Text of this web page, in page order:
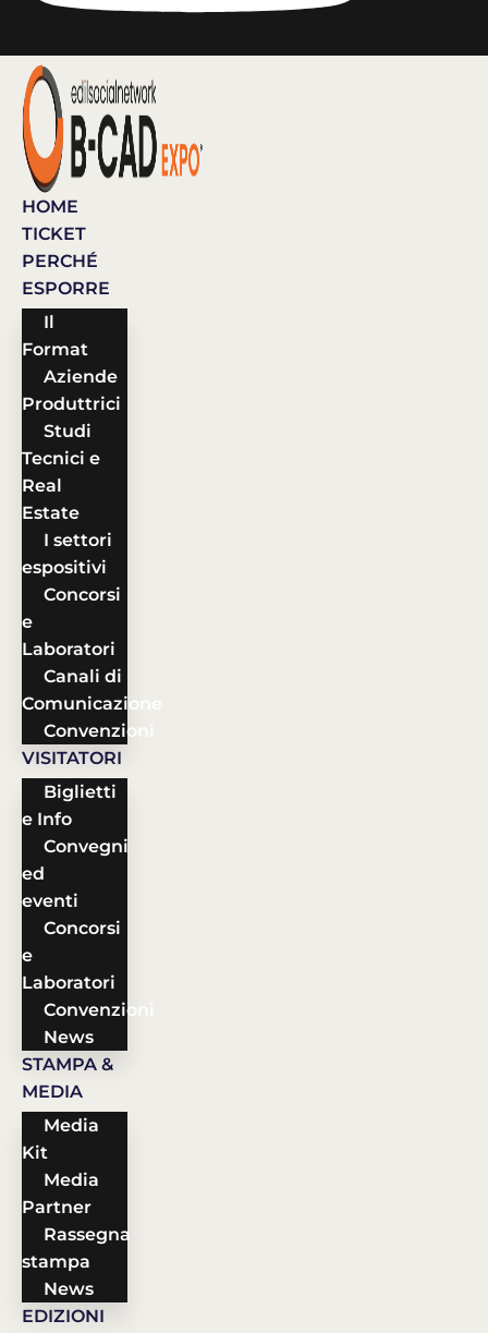
HOME
TICKET
PERCHÉ
ESPORRE
Il
Format
Aziende
Produttrici
Studi
Tecnici e
Real
Estate
I settori
espositivi
Concorsi
e
Laboratori
Canali di
Comunicazione
Convenzioni
VISITATORI
Biglietti
e Info
Convegni
ed
eventi
Concorsi
e
Laboratori
Convenzioni
News
STAMPA &
MEDIA
Media
Kit
Media
Partner
Rassegna
stampa
News
EDIZIONI